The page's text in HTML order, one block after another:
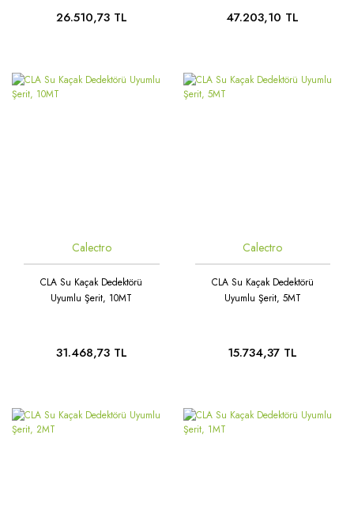
26.510,73 TL 47.203,10 TL
Calectro
CLA Su Kaçak Dedektörü
Uyumlu Şerit, 10MT
31.468,73 TL
Calectro
CLA Su Kaçak Dedektörü
Uyumlu Şerit, 5MT
15.734,37 TL
Sıcaklık Şalterleri
Oransal 3 Yollu / Dişli
Statik Balans Vanası